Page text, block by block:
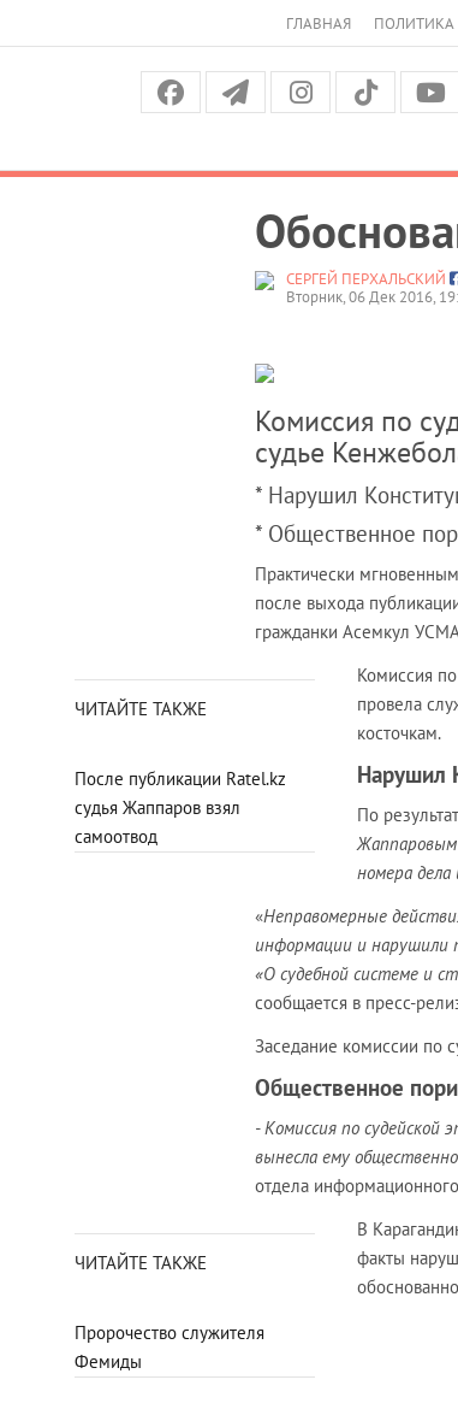
ГЛАВНАЯ ПОЛИТИКА
СЕРГЕЙ ПЕРХАЛЬСКИЙ
Вторник, 06 Дек 2016,
Комиссия по
судье
* Нарушил
* Общественное
Практически мгновенным
после выхода
гражданки Асемкул
ЧИТАЙТЕ ТАКЖЕ
После публикации Ratel.kz
судья Жаппаров взял
самоотвод
Комиссия
провела
косточкам.
Нарушил
По
Жаппаровым
номера
«Неправомерные
информации и нарушили
«О судебной системе и
сообщается в пресс-
Заседание комиссии по
Общественное
- Комиссия по судейской
вынесла ему
отдела
ЧИТАЙТЕ ТАКЖЕ
Пророчество служителя
Фемиды
В
факты